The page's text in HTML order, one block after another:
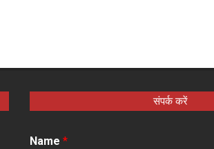
संपर्क करें
Name *